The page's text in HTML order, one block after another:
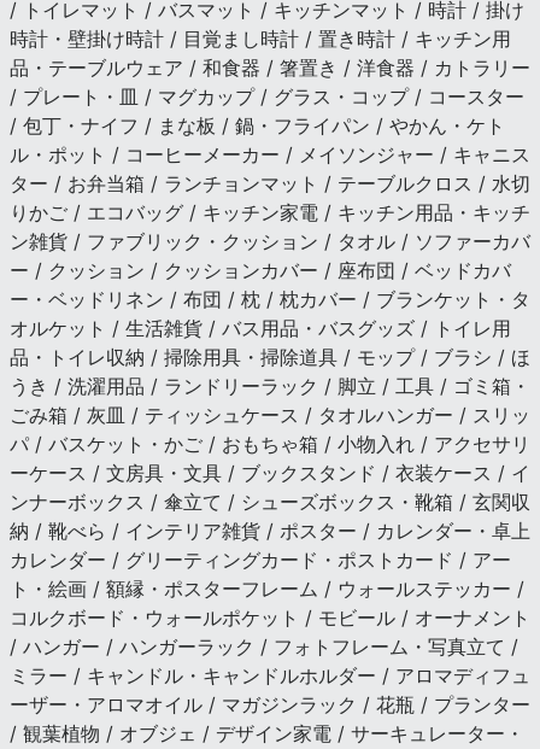
/ トイレマット / バスマット / キッチンマット / 時計 / 掛け
時計・壁掛け時計 / 目覚まし時計 / 置き時計 / キッチン用
品・テーブルウェア / 和食器 / 箸置き / 洋食器 / カトラリー
/ プレート・皿 / マグカップ / グラス・コップ / コースター
/ 包丁・ナイフ / まな板 / 鍋・フライパン / やかん・ケト
ル・ポット / コーヒーメーカー / メイソンジャー / キャニス
ター / お弁当箱 / ランチョンマット / テーブルクロス / 水切
りかご / エコバッグ / キッチン家電 / キッチン用品・キッチ
ン雑貨 / ファブリック・クッション / タオル / ソファーカバ
ー / クッション / クッションカバー / 座布団 / ベッドカバ
ー・ベッドリネン / 布団 / 枕 / 枕カバー / ブランケット・タ
オルケット / 生活雑貨 / バス用品・バスグッズ / トイレ用
品・トイレ収納 / 掃除用具・掃除道具 / モップ / ブラシ / ほ
うき / 洗濯用品 / ランドリーラック / 脚立 / 工具 / ゴミ箱・
ごみ箱 / 灰皿 / ティッシュケース / タオルハンガー / スリッ
パ / バスケット・かご / おもちゃ箱 / 小物入れ / アクセサリ
ーケース / 文房具・文具 / ブックスタンド / 衣装ケース / イ
ンナーボックス / 傘立て / シューズボックス・靴箱 / 玄関収
納 / 靴べら / インテリア雑貨 / ポスター / カレンダー・卓上
カレンダー / グリーティングカード・ポストカード / アー
ト・絵画 / 額縁・ポスターフレーム / ウォールステッカー /
コルクボード・ウォールポケット / モビール / オーナメント
/ ハンガー / ハンガーラック / フォトフレーム・写真立て /
ミラー / キャンドル・キャンドルホルダー / アロマディフュ
ーザー・アロマオイル / マガジンラック / 花瓶 / プランター
/ 観葉植物 / オブジェ / デザイン家電 / サーキュレーター・